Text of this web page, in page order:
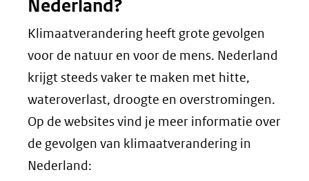
Nederland?
Klimaatverandering heeft grote gevolgen
voor de natuur en voor de mens. Nederland
krijgt steeds vaker te maken met hitte,
wateroverlast, droogte en overstromingen.
Op de websites vind je meer informatie over
de gevolgen van klimaatverandering in
Nederland: